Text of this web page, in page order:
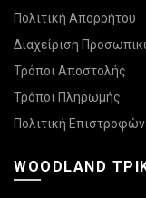
Πολιτική Απορρήτου
Διαχείριση
Τρόποι Αποστολής
Τρόποι Πληρωμής
Πολιτική Επιστροφών
WOODLAND